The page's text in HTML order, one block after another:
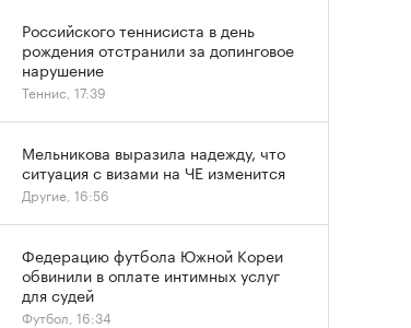
Российского теннисиста в день
рождения отстранили за допинговое
нарушение
Теннис, 17:39
Мельникова выразила надежду, что
ситуация с визами на ЧЕ изменится
Другие, 16:56
Федерацию футбола Южной Кореи
обвинили в оплате интимных услуг
для судей
Футбол, 16:34